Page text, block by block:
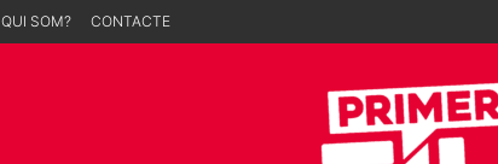
QUI SOM? CONTACTE